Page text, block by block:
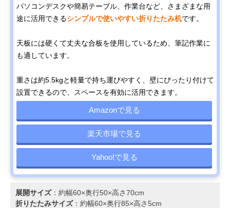
パソコンデスクや簡易テーブル、作業台など、さまざまな用
途に活用できるシンプルで使いやすい折りたたみ机です。
天板には硬くて丈夫な合板を使用しているため、筆記作業に
も適しています。
重さは約5.5kgと軽量で持ち運びやすく、壁にぴったり付けて
設置できるので、スペースを有効に活用できます。
Amazonで見る
楽天市場で見る
Yahoo!で見る
展開サイズ：約幅60×奥行50×高さ70cm
折りたたみサイズ：約幅60×奥行85×高さ5cm